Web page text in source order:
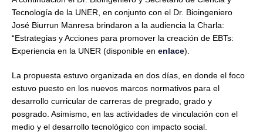
Tecnología de la UNER, en conjunto con el Dr. Bioingeniero
José Biurrun Manresa brindaron a la audiencia la Charla:
“Estrategias y Acciones para promover la creación de EBTs:
Experiencia en la UNER (disponible en enlace).
La propuesta estuvo organizada en dos días, en donde el foco
estuvo puesto en los nuevos marcos normativos para el
desarrollo curricular de carreras de pregrado, grado y
posgrado. Asimismo, en las actividades de vinculación con el
medio y el desarrollo tecnológico con impacto social.